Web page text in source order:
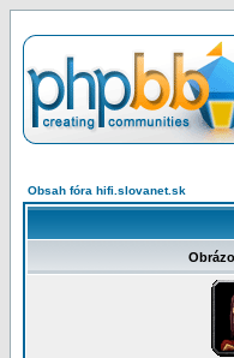
Obsah fóra hifi.slovanet.sk